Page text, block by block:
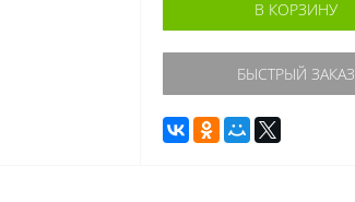
В КОРЗИНУ
БЫСТРЫЙ ЗАКАЗ